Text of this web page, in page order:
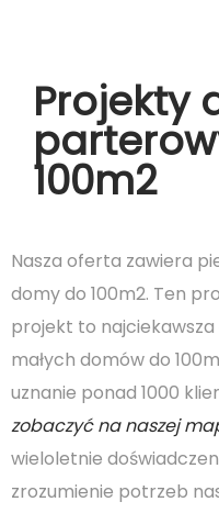
Projekty
100m2
Nasza oferta zawiera
domy do 100m2. Ten
projekt to
małych domów do
uznanie ponad 1000
zobaczyć na naszej
wieloletnie
zrozumienie potrzeb